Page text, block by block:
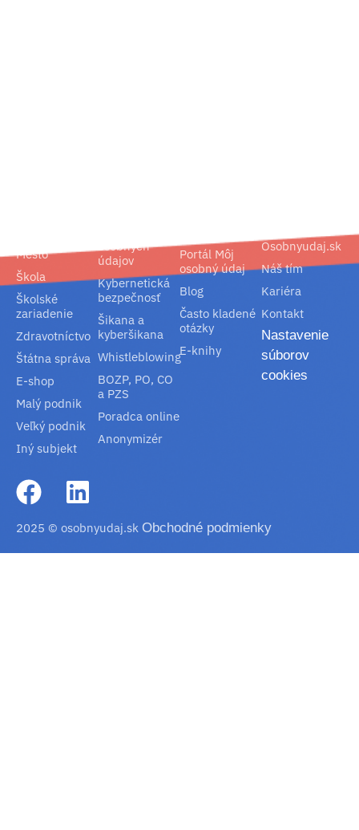
Mesto
Škola
Školské
zariadenie
Zdravotníctvo
Štátna správa
E-shop
Malý podnik
Veľký podnik
Iný subjekt
osobných
údajov
Kybernetická
bezpečnosť
Šikana a
kyberšikana
Whistleblowing
BOZP, PO, CO
a PZS
Poradca online
Anonymizér
Portál Môj
osobný údaj
Blog
Často kladené
otázky
E-knihy
Osobnyudaj.sk
Náš tím
Kariéra
Kontakt
Nastavenie
súborov
cookies
2025 © osobnyudaj.sk Obchodné podmienky